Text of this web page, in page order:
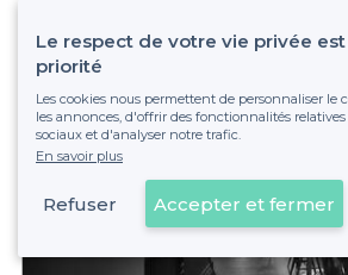
Voir sur la carte
Le respect de votre vie privée
priorité
Les cookies nous permettent de personnaliser le
les annonces, d'offrir des fonctionnalités
sociaux et d'analyser notre trafic.
En savoir plus
Refuser Accepter et fermer